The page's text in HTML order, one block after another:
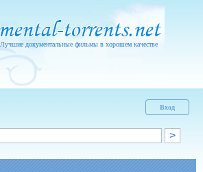
Лучшие документальные фильмы в хорошем качестве
Вход